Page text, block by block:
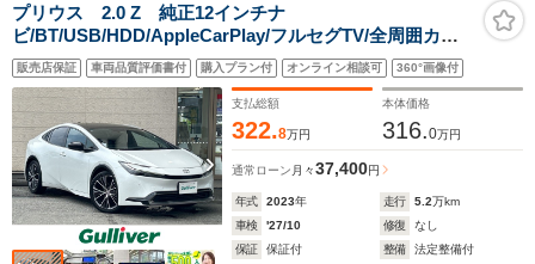
プリウス 2.0 Z 純正12インチナ
ビ/BT/USB/HDD/AppleCarPlay/フルセグTV/全周囲カメ
ラ/ETC2.0/レーダークルーズコントロール/前後コーナー
センサー/デジタルインナーミラー
販売店保証 車両品質評価書付 購入プラン付 オンライン相談可 360°画像付
支払総額
322.8万円
本体価格
316.0万円
通常ローン 月々37,400円
年式 2023年 走行 5.2万km
車検
'27/10 修復
なし
保証
保証付 整備
法定整備付